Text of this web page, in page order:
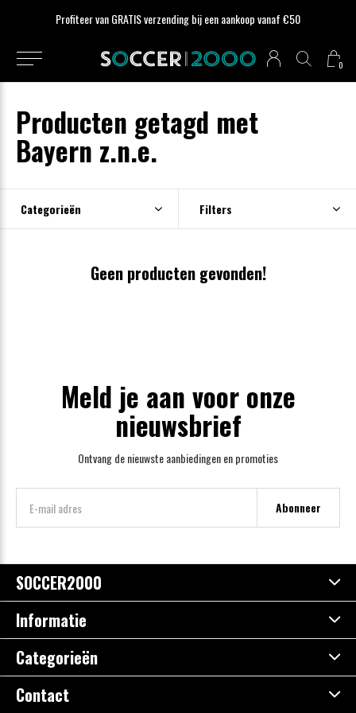
0
Profiteer van GRATIS verzending bij een aankoop vanaf €50
Producten getagd met
Bayern z.n.e.
Categorieën Filters
Geen producten gevonden!
Meld je aan voor onze
nieuwsbrief
Ontvang de nieuwste aanbiedingen en promoties
Abonneer
SOCCER2000
Informatie
Categorieën
Contact